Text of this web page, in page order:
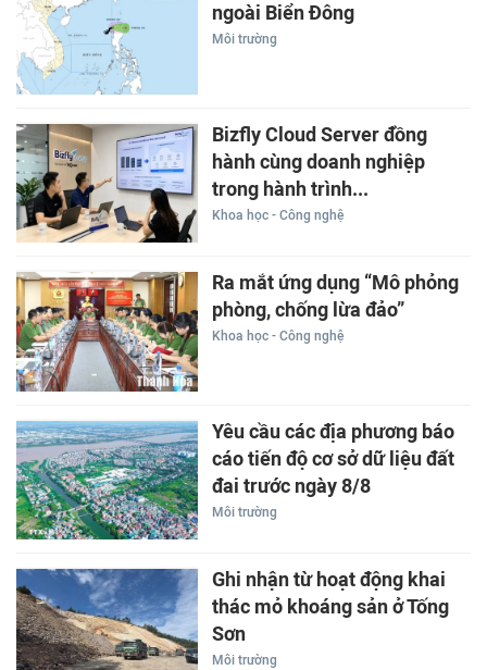
ngoài Biển Đông
Môi trường
Bizfly Cloud Server đồng
hành cùng doanh nghiệp
trong hành trình...
Khoa học - Công nghệ
Ra mắt ứng dụng “Mô phỏng
phòng, chống lừa đảo”
Khoa học - Công nghệ
Yêu cầu các địa phương báo
cáo tiến độ cơ sở dữ liệu đất
đai trước ngày 8/8
Môi trường
Ghi nhận từ hoạt động khai
thác mỏ khoáng sản ở Tống
Sơn
Môi trường